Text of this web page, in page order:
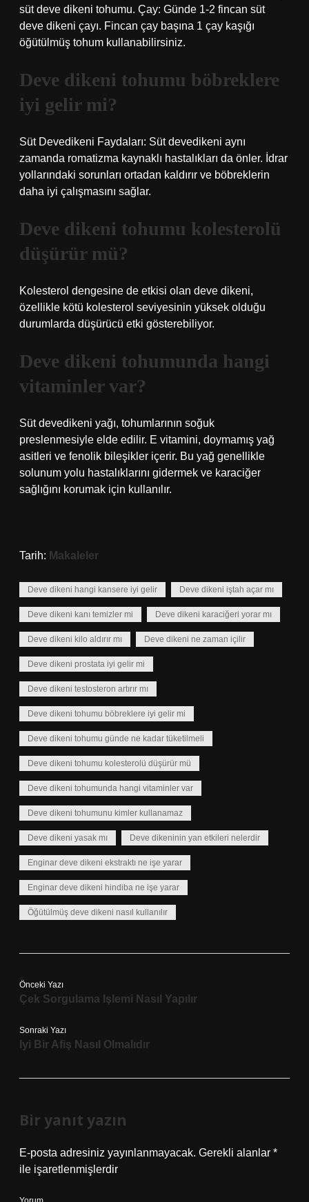
süt deve dikeni tohumu. Çay: Günde 1-2 fincan süt
deve dikeni çayı. Fincan çay başına 1 çay kaşığı
öğütülmüş tohum kullanabilirsiniz.
Deve dikeni tohumu böbreklere
iyi gelir mi?
Süt Devedikeni Faydaları: Süt devedikeni aynı
zamanda romatizma kaynaklı hastalıkları da önler. İdrar
yollarındaki sorunları ortadan kaldırır ve böbreklerin
daha iyi çalışmasını sağlar.
Deve dikeni tohumu kolesterolü
düşürür mü?
Kolesterol dengesine de etkisi olan deve dikeni,
özellikle kötü kolesterol seviyesinin yüksek olduğu
durumlarda düşürücü etki gösterebiliyor.
Deve dikeni tohumunda hangi
vitaminler var?
Süt devedikeni yağı, tohumlarının soğuk
preslenmesiyle elde edilir. E vitamini, doymamış yağ
asitleri ve fenolik bileşikler içerir. Bu yağ genellikle
solunum yolu hastalıklarını gidermek ve karaciğer
sağlığını korumak için kullanılır.
Tarih: Makaleler
Deve dikeni hangi kansere iyi gelir Deve dikeni iştah açar mı
Deve dikeni kanı temizler mi Deve dikeni karaciğeri yorar mı
Deve dikeni kilo aldırır mı Deve dikeni ne zaman içilir
Deve dikeni prostata iyi gelir mi
Deve dikeni testosteron artırır mı
Deve dikeni tohumu böbreklere iyi gelir mi
Deve dikeni tohumu günde ne kadar tüketilmeli
Deve dikeni tohumu kolesterolü düşürür mü
Deve dikeni tohumunda hangi vitaminler var
Deve dikeni tohumunu kimler kullanamaz
Deve dikeni yasak mı Deve dikeninin yan etkileri nelerdir
Enginar deve dikeni ekstraktı ne işe yarar
Enginar deve dikeni hindiba ne işe yarar
Öğütülmüş deve dikeni nasıl kullanılır
Önceki Yazı
Çek Sorgulama Işlemi Nasıl Yapılır
Sonraki Yazı
Iyi Bir Afiş Nasıl Olmalıdır
Bir yanıt yazın
E-posta adresiniz yayınlanmayacak. Gerekli alanlar *
ile işaretlenmişlerdir